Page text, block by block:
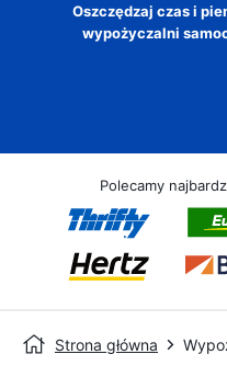
Oszczędzaj czas i
wypożyczalni
Polecamy
Strona główna